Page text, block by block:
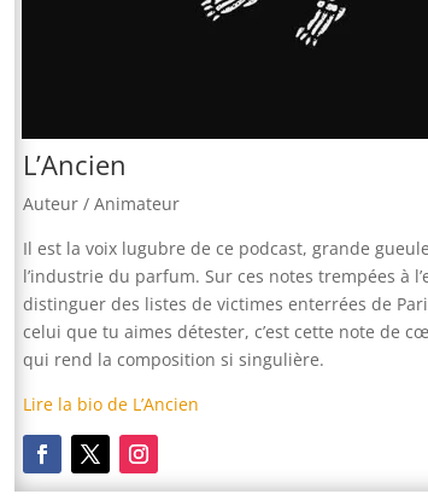
L’Ancien
Auteur / Animateur
Il est la voix lugubre de ce podcast, grande
l’industrie du parfum. Sur ces notes trempées à
distinguer des listes de victimes enterrées de
celui que tu aimes détester, c’est cette note de
qui rend la composition si singulière.
Lire la bio de L’Ancien